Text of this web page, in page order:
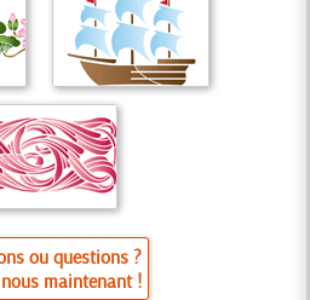
ou questions ?
maintenant !